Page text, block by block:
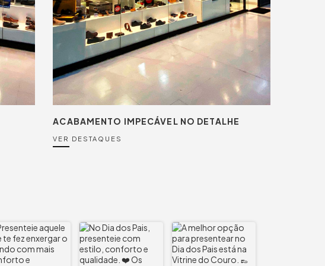
ACABAMENTO IMPECÁVEL NO DETALHE
VER DESTAQUES